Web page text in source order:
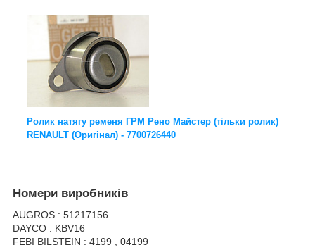
Ролик натягу ременя ГРМ Рено Майстер (тільки ролик)
RENAULT (Оригінал) - 7700726440
Номери виробників
AUGROS : 51217156
DAYCO : KBV16
FEBI BILSTEIN : 4199 , 04199